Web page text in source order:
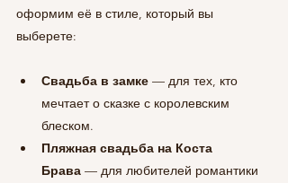
оформим её в стиле, который вы
выберете:
Свадьба в замке — для тех, кто
мечтает о сказке с королевским
блеском.
Пляжная свадьба на Коста
Брава — для любителей романтики